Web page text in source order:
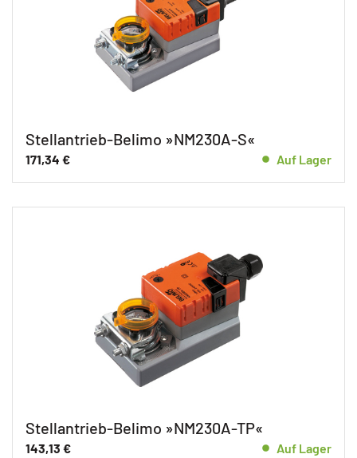
Stellantrieb-Belimo »NM230A-S«
171,34 € Auf Lager
Stellantrieb-Belimo »NM230A-TP«
143,13 € Auf Lager